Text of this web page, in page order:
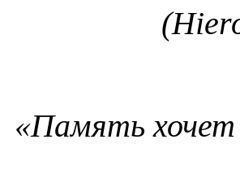
«Память